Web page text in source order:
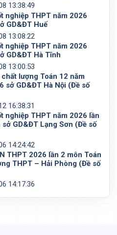
13:38:49
nghiệp THPT năm 2026
GD&ĐT Huế
13:08:22
nghiệp THPT năm 2026
GD&ĐT Hà Tĩnh
13:00:53
lượng Toán 12 năm
sở GD&ĐT Hà Nội (Đề số
16:38:31
nghiệp THPT năm 2026 lần
sở GD&ĐT Lạng Sơn (Đề số
14:24:42
THPT 2026 lần 2 môn Toán
THPT – Hải Phòng (Đề số
14:17:36